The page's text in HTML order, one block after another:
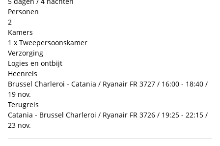
Personen
2
Kamers
1 x Tweepersoonskamer
Verzorging
Logies en ontbijt
Heenreis
Brussel Charleroi - Catania / Ryanair FR 3727 / 16:00 - 18:40 /
19 nov.
Terugreis
Catania - Brussel Charleroi / Ryanair FR 3726 / 19:25 - 22:15 /
23 nov.